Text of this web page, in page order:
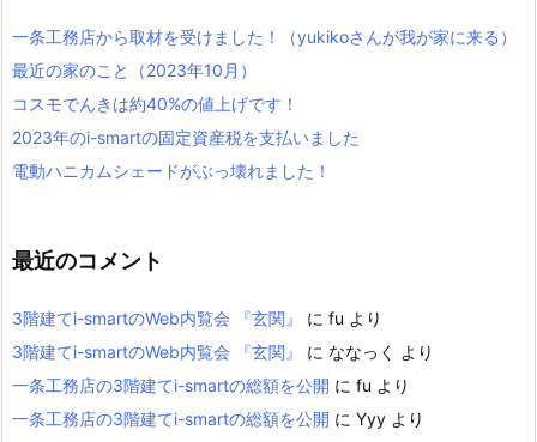
一条工務店から取材を受けました！（yukikoさんが我が家に来る）
最近の家のこと（2023年10月）
コスモでんきは約40%の値上げです！
2023年のi-smartの固定資産税を支払いました
電動ハニカムシェードがぶっ壊れました！
最近のコメント
3階建てi-smartのWeb内覧会 『玄関』 に fu より
3階建てi-smartのWeb内覧会 『玄関』
に ななっく
より
一条工務店の3階建てi-smartの総額を公開 に fu より
一条工務店の3階建てi-smartの総額を公開 に Yyy より